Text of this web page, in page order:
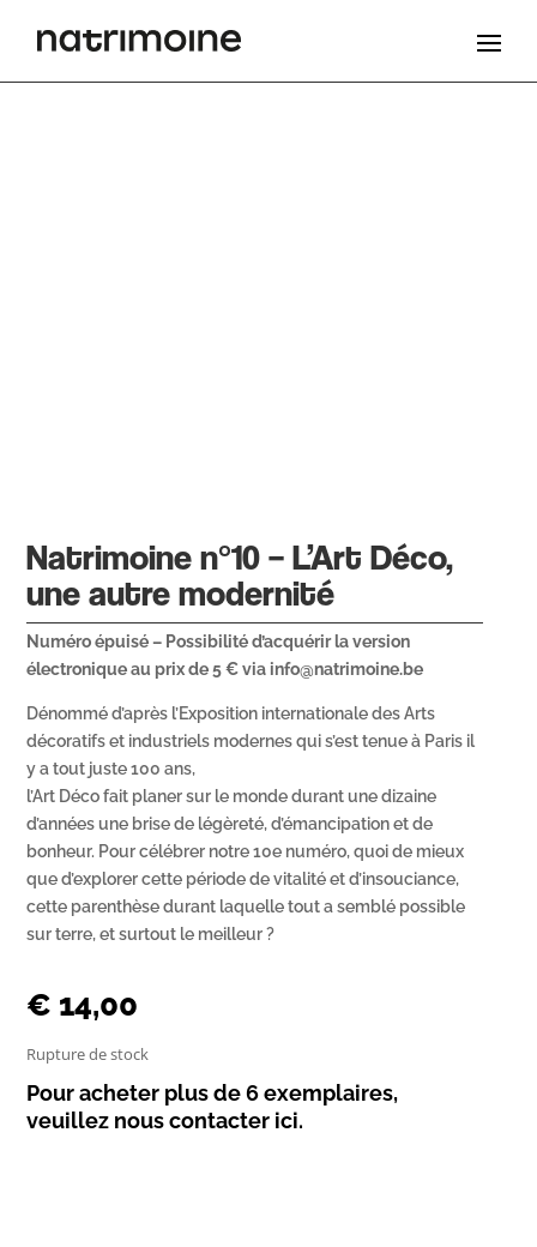
Natrimoine n°10 – L’Art Déco,
une autre modernité
Numéro épuisé – Possibilité d’acquérir la version
électronique au prix de 5 € via info@natrimoine.be
Dénommé d’après l’Exposition internationale des Arts
décoratifs et industriels modernes qui s’est tenue à Paris il
y a tout juste 100 ans,
l’Art Déco fait planer sur le monde durant une dizaine
d’années une brise de légèreté, d’émancipation et de
bonheur. Pour célébrer notre 10e numéro, quoi de mieux
que d’explorer cette période de vitalité et d’insouciance,
cette parenthèse durant laquelle tout a semblé possible
sur terre, et surtout le meilleur ?
€ 14,00
Rupture de stock
Pour acheter plus de 6 exemplaires,
veuillez nous contacter ici.